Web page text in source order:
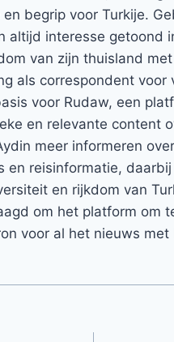
begrip voor Turkije.
altijd interesse getoond
van zijn thuisland
als correspondent voor
voor Rudaw, een
en relevante content
meer informeren
en reisinformatie,
en rijkdom van
om het platform om
voor al het nieuws